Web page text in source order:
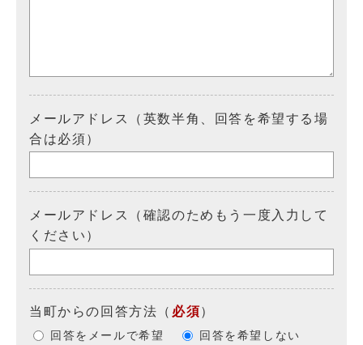
メールアドレス（英数半角、回答を希望する場
合は必須）
メールアドレス（確認のためもう一度入力して
ください）
当町からの回答方法 （ 必須）
回答をメールで希望 回答を希望しない